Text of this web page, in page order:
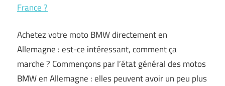
France ?
Achetez votre moto BMW directement en
Allemagne : est-ce intéressant, comment ça
marche ? Commençons par l’état général des motos
BMW en Allemagne : elles peuvent avoir un peu plus